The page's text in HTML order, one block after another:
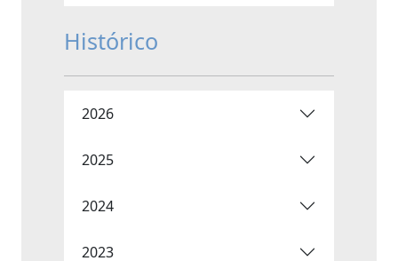
Histórico
2026
2025
2024
2023